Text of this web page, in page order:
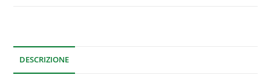
DESCRIZIONE